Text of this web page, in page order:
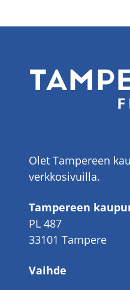
Olet Tampereen
verkkosivuilla.
Tampereen
PL 487
33101 Tampere
Vaihde